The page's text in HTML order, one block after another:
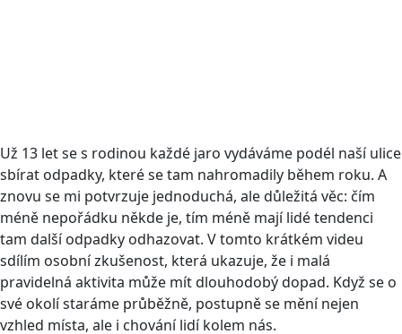
Už 13 let se s rodinou každé jaro vydáváme podél naší ulice
sbírat odpadky, které se tam nahromadily během roku. A
znovu se mi potvrzuje jednoduchá, ale důležitá věc: čím
méně nepořádku někde je, tím méně mají lidé tendenci
tam další odpadky odhazovat. V tomto krátkém videu
sdílím osobní zkušenost, která ukazuje, že i malá
pravidelná aktivita může mít dlouhodobý dopad. Když se o
své okolí staráme průběžně, postupně se mění nejen
vzhled místa, ale i chování lidí kolem nás.